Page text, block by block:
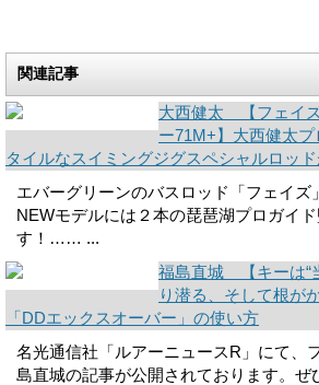
関連記事
大西健太 【フェイ
ー71M+】大西健太
タイルなスイミングジグスペシャルロッ
エバーグリーンのバスロッド「フェイズ
NEWモデルには２本の琵琶湖プロガイ
す！…… ...
福島直城 【キーは“
り潜る、そして根が
「DDエックスオーバー」の使い方
名光通信社「ルアーニュースR」にて、
島直城の記事が公開されております。ぜ